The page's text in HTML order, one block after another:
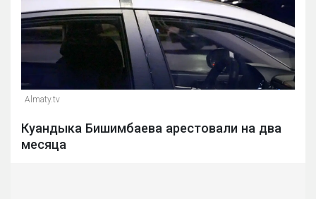
Almaty.tv
Куандыка Бишимбаева арестовали на два
месяца